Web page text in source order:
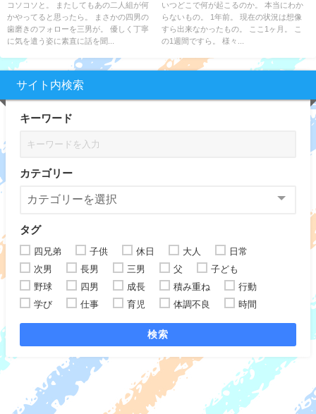
コソコソと。 またしてもあの二人組が何
かやってると思ったら。 まさかの四男の
歯磨きのフォローを三男が。 優しく丁寧
に気を遣う姿に素直に話を聞...
いつどこで何が起こるのか。 本当にわか
らないもの。 1年前。 現在の状況は想像
すら出来なかったもの。 ここ1ヶ月。 こ
の1週間ですら。 様々...
サイト内検索
キーワード
カテゴリー
タグ
四兄弟 子供 休日 大人
日常
次男
長男 三男 父
子ども
野球
四男 成長 積み重ね
行動
学び
仕事 育児 体調不良 時間
検索